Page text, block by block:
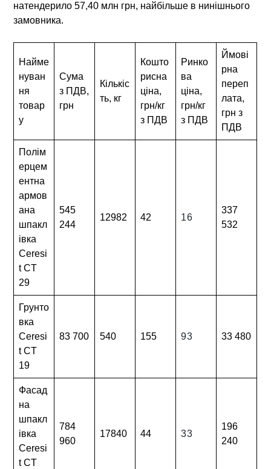
натендерило 57,40 млн грн, найбільше в нинішнього
замовника.
Найме
нуван
ня
товар
у
Сума
з ПДВ,
грн
Кількіс
ть, кг
Кошто
рисна
ціна,
грн/кг
з ПДВ
Ринко
ва
ціна,
грн/кг
з ПДВ
Ймові
рна
переп
лата,
грн з
ПДВ
Полім
ерцем
ентна
армов
ана
шпакл
івка
Ceresi
t CT
29
545
244
12982 42 16
337
532
Грунто
вка
Ceresi
t CT
19
83 700 540 155 93 33 480
Фасад
на
шпакл
івка
Ceresi
t CT
784
960
17840 44 33
196
240